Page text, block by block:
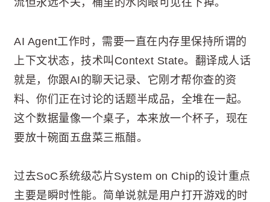
流但永远不关，桶里的水肉眼可见往下掉。
AI Agent工作时，需要一直在内存里保持所谓的
上下文状态，技术叫Context State。翻译成人话
就是，你跟AI的聊天记录、它刚才帮你查的资
料、你们正在讨论的话题半成品，全堆在一起。
这个数据量像一个桌子，本来放一个杯子，现在
要放十碗面五盘菜三瓶醋。
过去SoC系统级芯片System on Chip的设计重点
主要是瞬时性能。简单说就是用户打开游戏的时